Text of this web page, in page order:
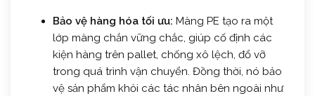
Bảo vệ hàng hóa tối ưu: Màng PE tạo ra một
lớp màng chắn vững chắc, giúp cố định các
kiện hàng trên pallet, chống xô lệch, đổ vỡ
trong quá trình vận chuyển. Đồng thời, nó bảo
vệ sản phẩm khỏi các tác nhân bên ngoài như